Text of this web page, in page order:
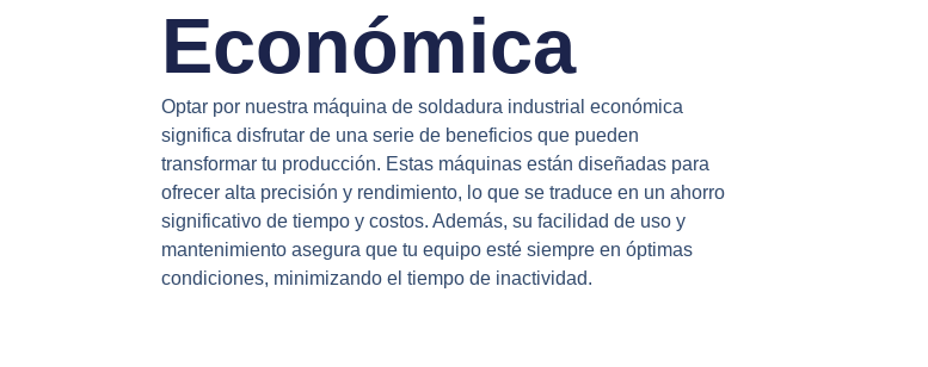
Económica
Optar por nuestra máquina de soldadura industrial económica
significa disfrutar de una serie de beneficios que pueden
transformar tu producción. Estas máquinas están diseñadas para
ofrecer alta precisión y rendimiento, lo que se traduce en un ahorro
significativo de tiempo y costos. Además, su facilidad de uso y
mantenimiento asegura que tu equipo esté siempre en óptimas
condiciones, minimizando el tiempo de inactividad.